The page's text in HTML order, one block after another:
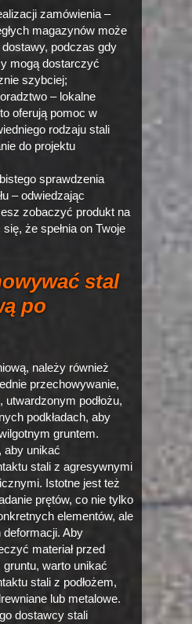
zamówienia –
magazynów może
podczas gdy
mogą dostarczyć
szybciej;
– lokalne
oferują pomoc w
rodzaju stali
do projektu
sprawdzenia
– odwiedzając
zobaczyć produkt na
że spełnia on Twoje
stal
po
należy również
przechowywanie,
utwardzonym podłożu,
podkładach, aby
gruntem.
aby unikać
stali z agresywnymi
Istotne jest też
prętów, co nie tylko
elementów, ale
Aby
materiał przed
gruntu, warto unikać
stali z podłożem,
lub metalowe.
dostawcy stali